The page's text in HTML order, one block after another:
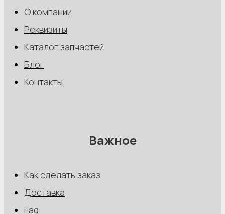
О компании
Реквизиты
Каталог запчастей
Блог
Контакты
Важное
Как сделать заказ
Доставка
Faq